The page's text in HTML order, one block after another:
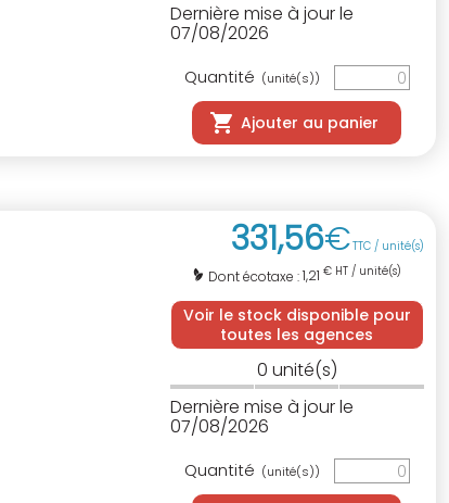
Dernière mise à jour le
07/08/2026
Quantité (unité(s))
Ajouter au panier
331,56€TTC / unité(s)
Dont écotaxe :1,21 € HT / unité(s)
Voir le stock disponible pour
toutes les agences
0 unité(s)
Dernière mise à jour le
07/08/2026
Quantité (unité(s))